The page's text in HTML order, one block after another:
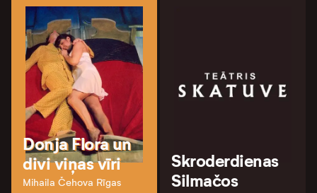
Donja Flora un
divi viņas vīri
Mihaila Čehova Rīgas
Skroderdienas
Silmačos